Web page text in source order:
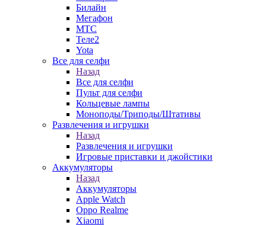
Билайн
Мегафон
МТС
Теле2
Yota
Все для селфи
Назад
Все для селфи
Пульт для селфи
Кольцевые лампы
Моноподы/Триподы/Штативы
Развлечения и игрушки
Назад
Развлечения и игрушки
Игровые приставки и джойстики
Аккумуляторы
Назад
Аккумуляторы
Apple Watch
Oppo Realme
Xiaomi